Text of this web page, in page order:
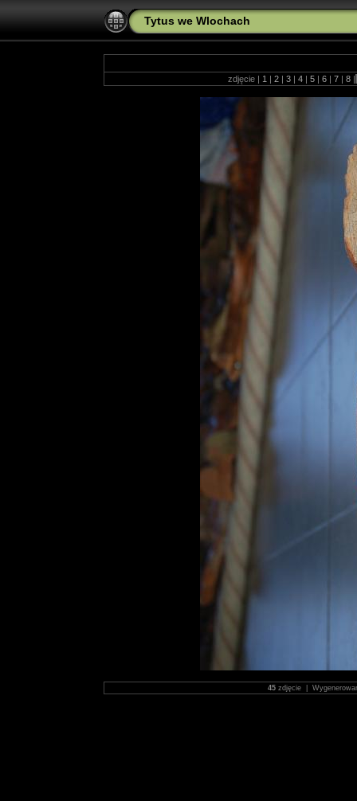
Tytus we Wlochach
zdjęcie | 1 | 2 | 3 | 4 | 5 | 6 | 7 | 8 |
45 zdjęcie |